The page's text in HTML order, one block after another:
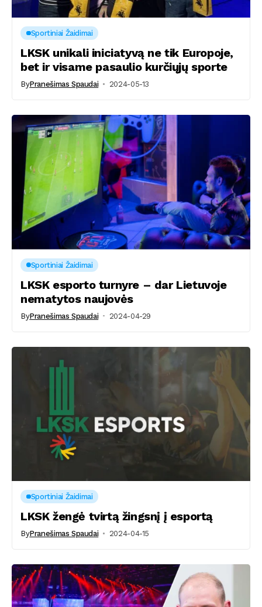
Sportiniai Žaidimai
LKSK unikali iniciatyvą ne tik Europoje,
bet ir visame pasaulio kurčiųjų sporte
ByPranešimas Spaudai 2024-05-13
Sportiniai Žaidimai
LKSK esporto turnyre – dar Lietuvoje
nematytos naujovės
ByPranešimas Spaudai 2024-04-29
Sportiniai Žaidimai
LKSK žengė tvirtą žingsnį į esportą
ByPranešimas Spaudai 2024-04-15